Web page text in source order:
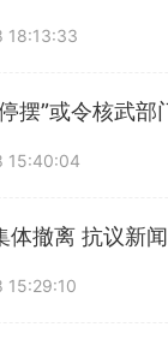
18:13:33
摆”或令核武部
15:40:04
体撤离 抗议新
15:29:10